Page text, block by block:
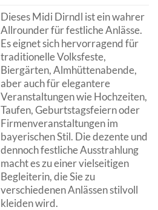
Dieses Midi Dirndl ist ein wahrer
Allrounder für festliche Anlässe.
Es eignet sich hervorragend für
traditionelle Volksfeste,
Biergärten, Almhüttenabende,
aber auch für elegantere
Veranstaltungen wie Hochzeiten,
Taufen, Geburtstagsfeiern oder
Firmenveranstaltungen im
bayerischen Stil. Die dezente und
dennoch festliche Ausstrahlung
macht es zu einer vielseitigen
Begleiterin, die Sie zu
verschiedenen Anlässen stilvoll
kleiden wird.